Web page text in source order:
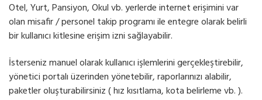
Otel, Yurt, Pansiyon, Okul vb. yerlerde internet erişimini var
olan misafir / personel takip programı ile entegre olarak belirli
bir kullanıcı kitlesine erişim izni sağlayabilir.
İsterseniz manuel olarak kullanıcı işlemlerini gerçekleştirebilir,
yönetici portalı üzerinden yönetebilir, raporlarınızı alabilir,
paketler oluşturabilirsiniz ( hız kısıtlama, kota belirleme vb. ).